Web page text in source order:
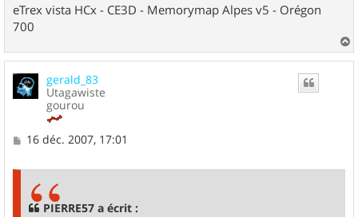
eTrex vista HCx - CE3D - Memorymap Alpes v5 - Orégon
700
a
u
gerald_83
Utagawiste
gourou
M16 déc. 2007, 17:01
PIERRE57 a écrit :